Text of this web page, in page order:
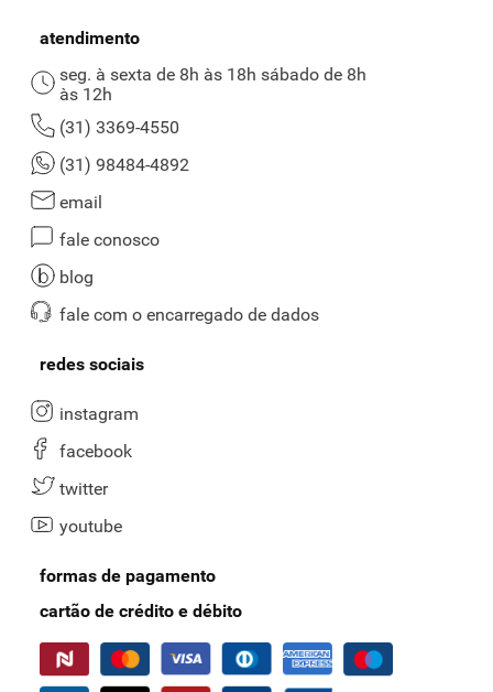
atendimento
seg. à sexta de 8h às 18h sábado de 8h
às 12h
(31) 3369-4550
(31) 98484-4892
email
fale conosco
blog
fale com o encarregado de dados
redes sociais
instagram
facebook
twitter
youtube
formas de pagamento
cartão de crédito e débito